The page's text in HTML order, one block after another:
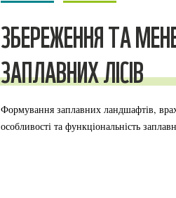
ЗБЕРЕЖЕННЯ ТА
ЗАПЛАВНИХ ЛІСІВ
Формування заплавних ландшафтів,
особливості та функціональність